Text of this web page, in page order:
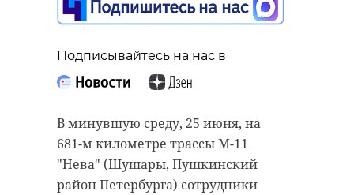
Подписывайтесь на нас в
В минувшую среду, 25 июня, на
681-м километре трассы М-11
"Нева" (Шушары, Пушкинский
район Петербурга) сотрудники